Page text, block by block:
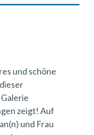
und schöne
zeigt! Auf
und Frau